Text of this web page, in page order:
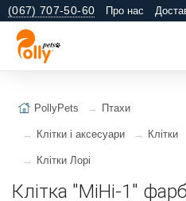
(067) 707-50-60 Про нас
PollyPets Птахи
Клітки і аксесуари Клітки
Клітки Лорі
Клітка "МіНі-1"